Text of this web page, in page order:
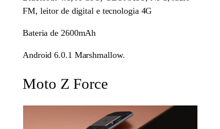
FM, leitor de digital e tecnologia 4G
Bateria de 2600mAh
Android 6.0.1 Marshmallow.
Moto Z Force